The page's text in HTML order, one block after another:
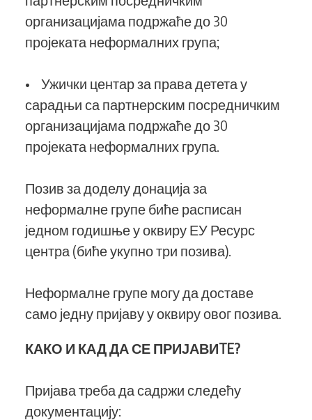
организацијама подржаће до 30
пројеката неформалних група;
• Ужички центар за права детета у
сарадњи са партнерским посредничким
организацијама подржаће до 30
пројеката неформалних група.
Позив за доделу донација за
неформалне групе биће расписан
једном годишње у оквиру ЕУ Ресурс
центра (биће укупно три позива).
Неформалне групе могу да доставе
само једну пријаву у оквиру овог позива.
КАКО И КАД ДА СЕ ПРИЈАВИTE?
Пријава треба да садржи следећу
документацију: